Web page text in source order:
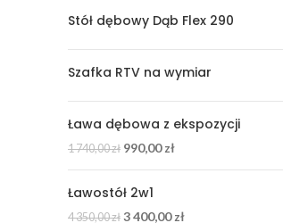
Stół dębowy Dąb Flex 290
Szafka RTV na wymiar
Ława dębowa z ekspozycji
1 740,00zł 990,00zł
Ławostół 2w1
4 350,00zł 3 400,00zł